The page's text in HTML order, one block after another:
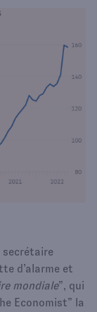
secrétaire
d’alarme et
mondiale”, qui
Economist” la